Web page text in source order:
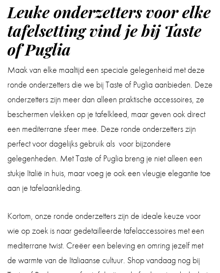
Leuke onderzetters voor elke
tafelsetting vind je bij Taste
of Puglia
Maak van elke maaltijd een speciale gelegenheid met deze
ronde onderzetters die we bij Taste of Puglia aanbieden. Deze
onderzetters zijn meer dan alleen praktische accessoires, ze
beschermen vlekken op je tafelkleed, maar geven ook direct
een mediterrane sfeer mee. Deze ronde onderzetters zijn
perfect voor dagelijks gebruik als voor bijzondere
gelegenheden. Met Taste of Puglia breng je niet alleen een
stukje Italië in huis, maar voeg je ook een vleugje elegantie toe
aan je tafelaankleding.
Kortom, onze ronde onderzetters zijn de ideale keuze voor
wie op zoek is naar gedetailleerde tafelaccessoires met een
mediterrane twist. Creëer een beleving en omring jezelf met
de warmte van de Italiaanse cultuur. Shop vandaag nog bij